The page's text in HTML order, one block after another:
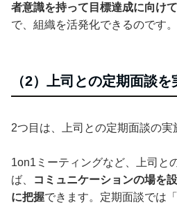
者意識を持って目標達成に向け
で、組織を活発化できるのです。
（2）上司との定期面談を
2つ目は、上司との定期面談の実
1on1ミーティングなど、上司と
ば、
コミュニケーションの場を
に把握できます。定期面談では